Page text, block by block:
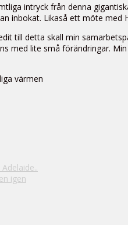
intryck från denna
inbokat. Likaså ett möte med
till detta skall min
med lite små förändringar.
värmen
igen